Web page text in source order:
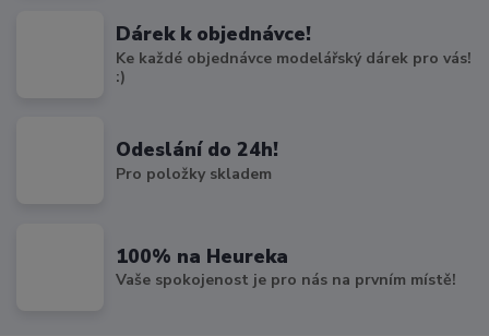
Dárek k objednávce!
Ke každé objednávce modelářský dárek pro vás!
:)
Odeslání do 24h!
Pro položky skladem
100% na Heureka
Vaše spokojenost je pro nás na prvním místě!